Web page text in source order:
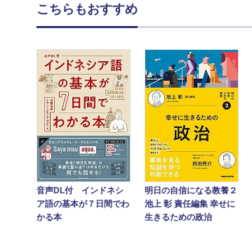
こちらもおすすめ
音声DL付 インドネシ
ア語の基本が７日間でわ
かる本
明日の自信になる教養２
池上 彰 責任編集 幸せに
生きるための政治